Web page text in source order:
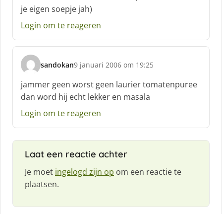
e
:
je eigen soepje jah)
Login om te reageren
sandokan
s
c
h
r
e
:
9 januari 2006 om 19:25
jammer geen worst geen laurier tomatenpuree
dan word hij echt lekker en masala
Login om te reageren
Laat een reactie achter
Je moet ingelogd zijn op om een reactie te
plaatsen.